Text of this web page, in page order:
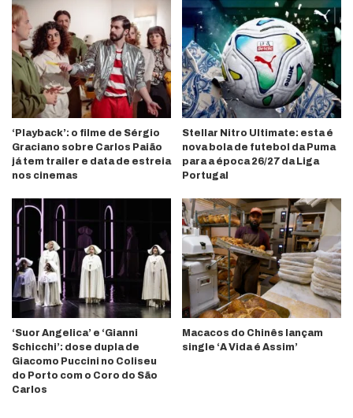
‘Playback’: o filme de Sérgio
Graciano sobre Carlos Paião
já tem trailer e data de estreia
nos cinemas
Stellar Nitro Ultimate: esta é
nova bola de futebol da Puma
para a época 26/27 da Liga
Portugal
‘Suor Angelica’ e ‘Gianni
Schicchi’: dose dupla de
Giacomo Puccini no Coliseu
do Porto com o Coro do São
Carlos
Macacos do Chinês lançam
single ‘A Vida é Assim’